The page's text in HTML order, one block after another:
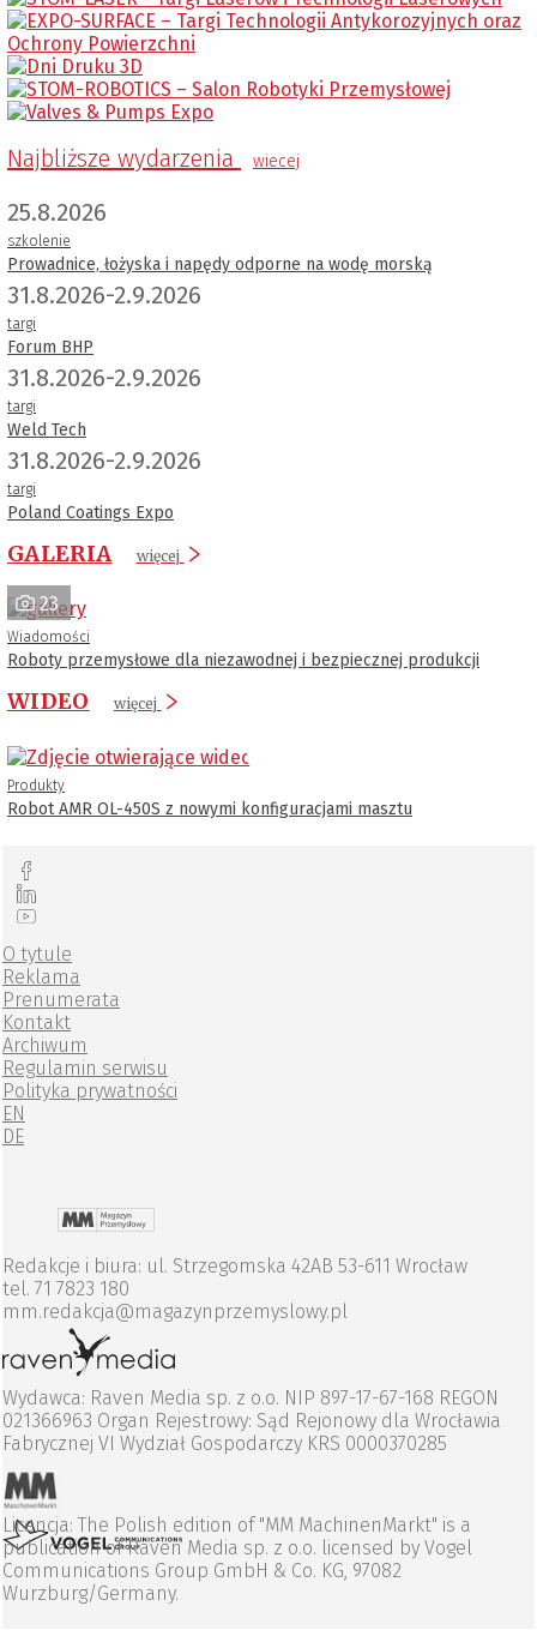
Najbliższe wydarzenia wiecej
25.8.2026
szkolenie
Prowadnice, łożyska i napędy odporne na wodę morską
31.8.2026-2.9.2026
targi
Forum BHP
31.8.2026-2.9.2026
targi
Weld Tech
31.8.2026-2.9.2026
targi
Poland Coatings Expo
GALERIA więcej
23
Wiadomości
Roboty przemysłowe dla niezawodnej i bezpiecznej produkcji
WIDEO więcej
Produkty
Robot AMR OL-450S z nowymi konfiguracjami masztu
O tytule
Reklama
Prenumerata
Kontakt
Archiwum
Regulamin serwisu
Polityka prywatności
EN
DE
Redakcje i biura: ul. Strzegomska 42AB 53-611 Wrocław
tel. 71 7823 180
mm.redakcja@magazynprzemyslowy.pl
Wydawca: Raven Media sp. z o.o. NIP 897-17-67-168 REGON
021366963 Organ Rejestrowy: Sąd Rejonowy dla Wrocławia
Fabrycznej VI Wydział Gospodarczy KRS 0000370285
Licencja: The Polish edition of "MM MachinenMarkt" is a
publication of Raven Media sp. z o.o. licensed by Vogel
Communications Group GmbH & Co. KG, 97082
Wurzburg/Germany.